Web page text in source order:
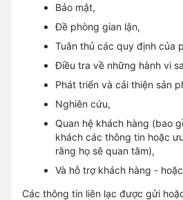
Bảo mật,
Đề phòng gian lận,
Tuân thủ các quy định của
Điều tra về những hành vi
Phát triển và cải thiện sản
Nghiên cứu,
Quan hệ khách hàng (bao
khách các thông tin hoặc
rằng họ sẽ quan tâm),
Và hỗ trợ khách hàng -
Các thông tin liên lạc được gửi